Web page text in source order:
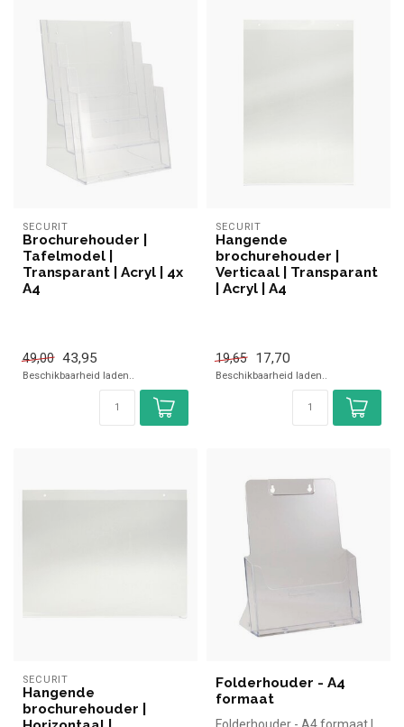
SECURIT
Brochurehouder |
Tafelmodel |
Transparant | Acryl | 4x
A4
49,00 43,95
Beschikbaarheid laden..
SECURIT
Hangende
brochurehouder |
Verticaal | Transparant
| Acryl | A4
19,65 17,70
Beschikbaarheid laden..
SECURIT
Hangende
brochurehouder |
Folderhouder - A4
formaat
Folderhouder - A4 formaat |